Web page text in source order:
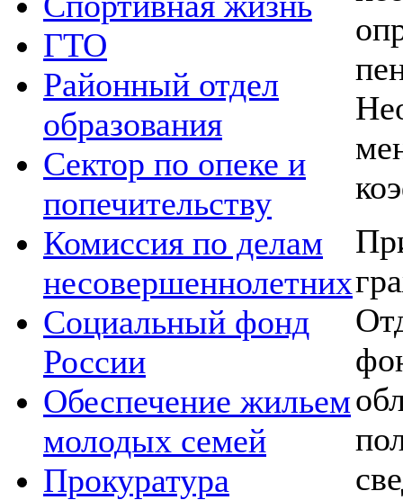
ГТО
Районный отдел
образования
Сектор по опеке и
попечительству
Комиссия по делам
несовершеннолетних
Социальный фонд
России
Обеспечение жильем
молодых семей
Прокуратура